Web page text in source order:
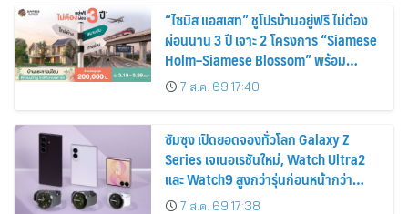
“ไซมิส แอสเสท” ชูโปรบ้านอยู่ฟรี ไม่ต้อง
ผ่อนนาน 3 ปี เจาะ 2 โครงการ “Siamese
Holm–Siamese Blossom” พร้อม
ส่วนลดและสิทธิพิเศษถึง 31 สิงหาคม
2569
7 ส.ค. 69 17:40
ซัมซุง เปิดยอดจองทั่วโลก Galaxy Z
Series เจเนอเรชันใหม่, Watch Ultra2
และ Watch9 สูงกว่ารุ่นก่อนหน้ากว่า
30%7 ส.ค. 69 17:38